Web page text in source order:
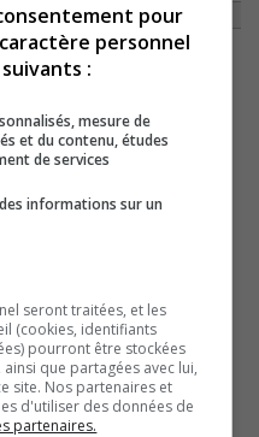
pour
personnel
:
mesure de
et du contenu, études
de services
informations sur un
seront traitées, et les
(cookies, identifiants
pourront être stockées
que partagées avec lui,
site. Nos partenaires et
d'utiliser des données de
partenaires.